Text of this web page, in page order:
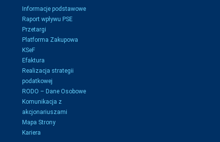
Informacje podstawowe
Raport wpływu PSE
Przetargi
Platforma Zakupowa
KSeF
Efaktura
Realizacja strategii
podatkowej
RODO – Dane Osobowe
Komunikacja z
akcjonariuszami
Mapa Strony
Kariera